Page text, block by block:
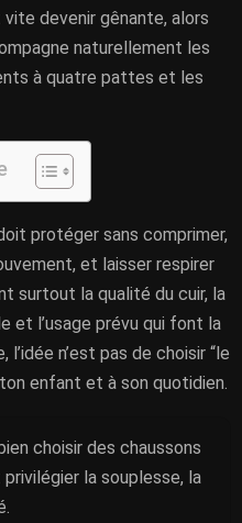
devenir gênante, alors
naturellement les
à quatre pattes et les
protéger sans comprimer,
et laisser respirer
surtout la qualité du cuir, la
et l’usage prévu qui font la
n’est pas de choisir “le
enfant et à son quotidien.
choisir des chaussons
la souplesse, la